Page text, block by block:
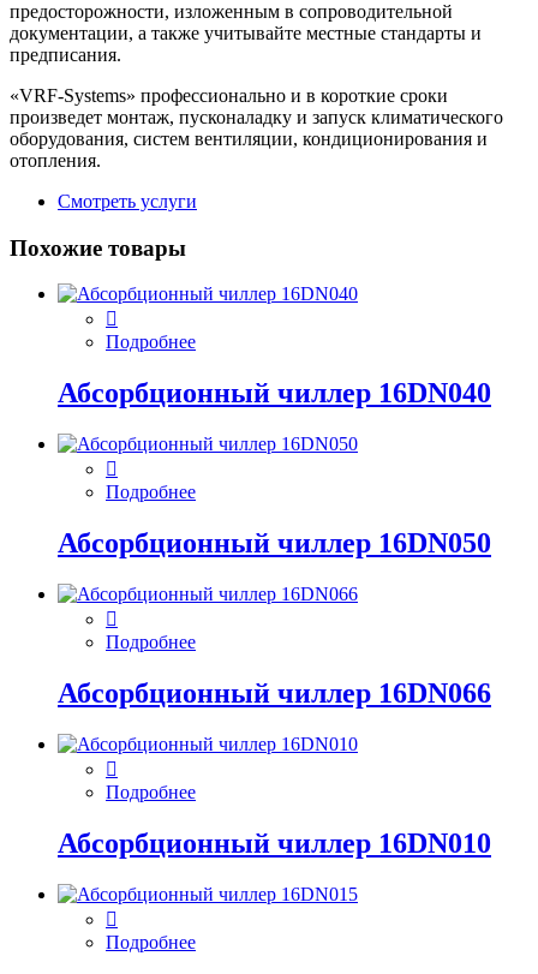
предосторожности, изложенным в сопроводительной
документации, а также учитывайте местные стандарты и
предписания.
«VRF-Systems» профессионально и в короткие сроки
произведет монтаж, пусконаладку и запуск климатического
оборудования, систем вентиляции, кондиционирования и
отопления.
Смотреть услуги
Похожие товары
Подробнее
Абсорбционный чиллер 16DN040
Подробнее
Абсорбционный чиллер 16DN050
Подробнее
Абсорбционный чиллер 16DN066
Подробнее
Абсорбционный чиллер 16DN010
Подробнее